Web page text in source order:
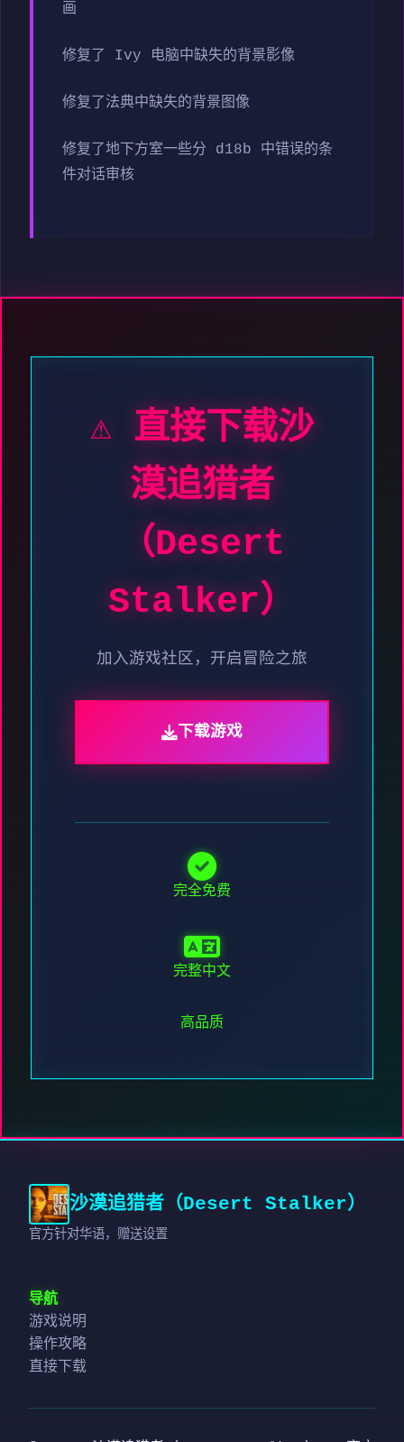
画
修复了 Ivy 电脑中缺失的背景影像
修复了法典中缺失的背景图像
修复了地下方室一些分 d18b 中错误的条
件对话审核
⚠️ 直接下载沙
漠追猎者
（Desert
Stalker）
加入游戏社区，开启冒险之旅
下载游戏
完全免费
完整中文
高品质
沙漠追猎者（Desert Stalker）
官方针对华语，赠送设置
导航
游戏说明
操作攻略
直接下载